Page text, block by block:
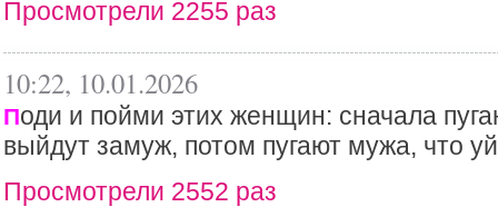
Просмотрели 2255 раз
10:22, 10.01.2026
Поди и пойми этих женщин: сначала
выйдут замуж, потом пугают мужа, что
Просмотрели 2552 раз